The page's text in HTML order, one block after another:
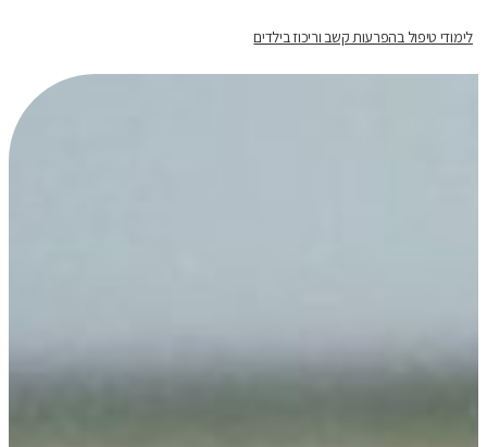
לימודי טיפול בהפרעות קשב וריכוז בילדים